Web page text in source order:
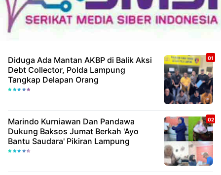
Diduga Ada Mantan AKBP di Balik Aksi
Debt Collector, Polda Lampung
Tangkap Delapan Orang
Marindo Kurniawan Dan Pandawa
Dukung Baksos Jumat Berkah 'Ayo
Bantu Saudara' Pikiran Lampung